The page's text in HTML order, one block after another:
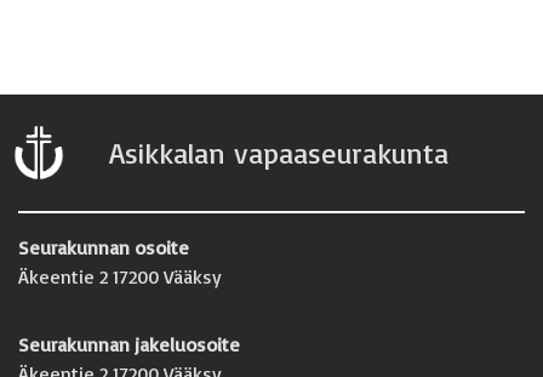
Asikkalan vapaaseurakunta
Seurakunnan osoite
Äkeentie 2 17200 Vääksy
Seurakunnan jakeluosoite